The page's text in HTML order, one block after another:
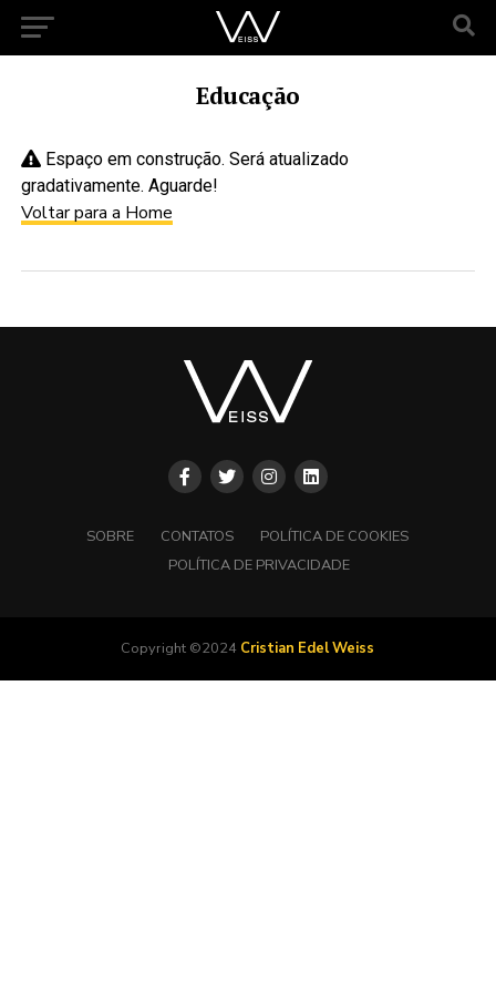
Educação
Espaço em construção. Será atualizado
gradativamente. Aguarde!
Voltar para a Home
SOBRE CONTATOS
POLÍTICA DE COOKIES
POLÍTICA DE PRIVACIDADE
Copyright ©2024 Cristian Edel Weiss